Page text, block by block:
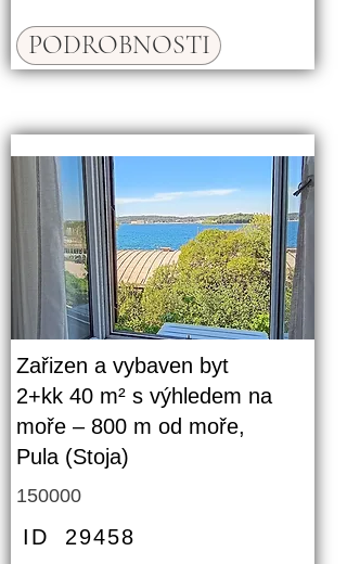
PODROBNOSTI
Zařizen a vybaven byt
2+kk 40 m² s výhledem na
moře – 800 m od moře,
Pula (Stoja)
150000
ID 29458